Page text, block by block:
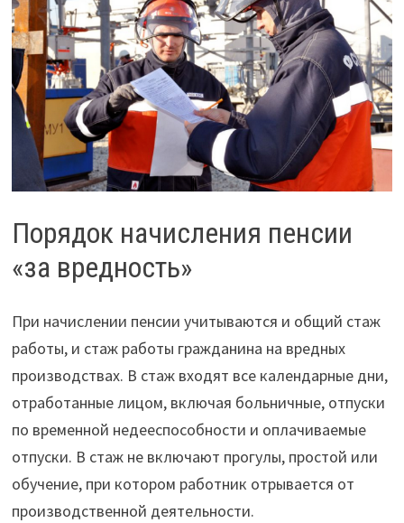
Порядок начисления пенсии
«за вредность»
При начислении пенсии учитываются и общий стаж
работы, и стаж работы гражданина на вредных
производствах. В стаж входят все календарные дни,
отработанные лицом, включая больничные, отпуски
по временной недееспособности и оплачиваемые
отпуски. В стаж не включают прогулы, простой или
обучение, при котором работник отрывается от
производственной деятельности.